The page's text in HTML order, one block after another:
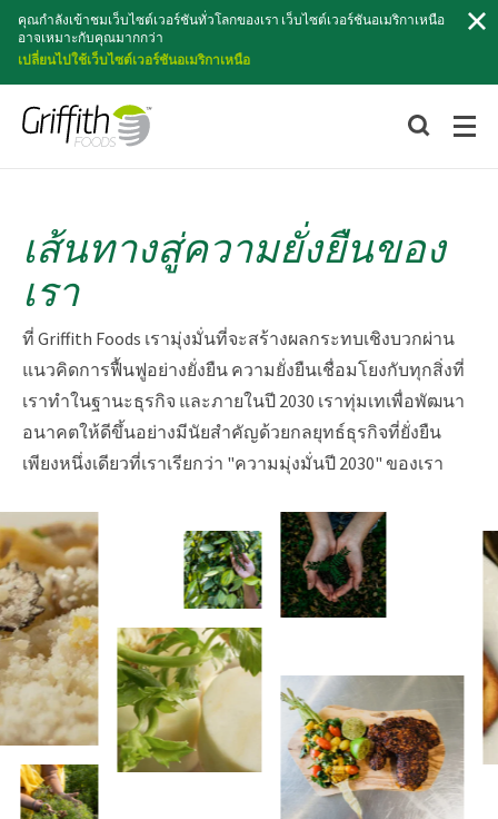
คุณกำลังเข้าชมเว็บไซต์เวอร์ชันทั่วโลกของเรา เว็บไซต์เวอร์ชันอเมริกาเหนือ
อาจเหมาะกับคุณมากกว่า
เปลี่ยนไปใช้เว็บไซต์เวอร์ชันอเมริกาเหนือ
เส้นทางสู่ความยั่งยืนของ
เรา
ที่ Griffith Foods เรามุ่งมั่นที่จะสร้างผลกระทบเชิงบวกผ่าน
แนวคิดการฟื้นฟูอย่างยั่งยืน ความยั่งยืนเชื่อมโยงกับทุกสิ่งที่
เราทำในฐานะธุรกิจ และภายในปี 2030 เราทุ่มเทเพื่อพัฒนา
อนาคตให้ดีขึ้นอย่างมีนัยสำคัญด้วยกลยุทธ์ธุรกิจที่ยั่งยืน
เพียงหนึ่งเดียวที่เราเรียกว่า "ความมุ่งมั่นปี 2030" ของเรา